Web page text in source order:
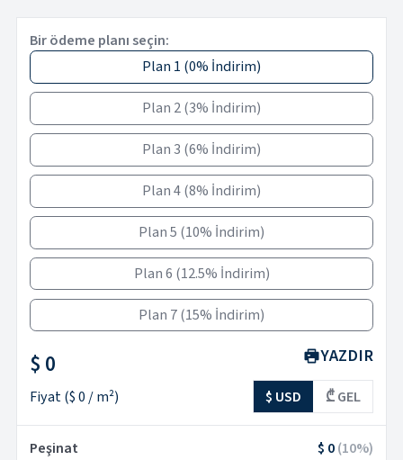
Bir ödeme planı seçin:
Plan 1 (0% İndirim)
Plan 2(3% İndirim)
Plan 3 (6% İndirim)
Plan 4(8% İndirim)
Plan 5 (10% İndirim)
Plan 6 ( 12.5% İndirim)
Plan 7(15% İndirim)
$ 0
Fiyat($ 0 / m²)
YAZDIR
$ USD ₾ GEL
Peşinat $ 0(10%)